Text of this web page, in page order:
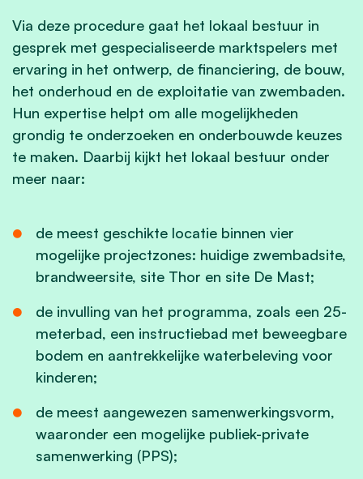
Via deze procedure gaat het lokaal bestuur in
gesprek met gespecialiseerde marktspelers met
ervaring in het ontwerp, de financiering, de bouw,
het onderhoud en de exploitatie van zwembaden.
Hun expertise helpt om alle mogelijkheden
grondig te onderzoeken en onderbouwde keuzes
te maken. Daarbij kijkt het lokaal bestuur onder
meer naar:
de meest geschikte locatie binnen vier
mogelijke projectzones: huidige zwembadsite,
brandweersite, site Thor en site De Mast;
de invulling van het programma, zoals een 25-
meterbad, een instructiebad met beweegbare
bodem en aantrekkelijke waterbeleving voor
kinderen;
de meest aangewezen samenwerkingsvorm,
waaronder een mogelijke publiek-private
samenwerking (PPS);